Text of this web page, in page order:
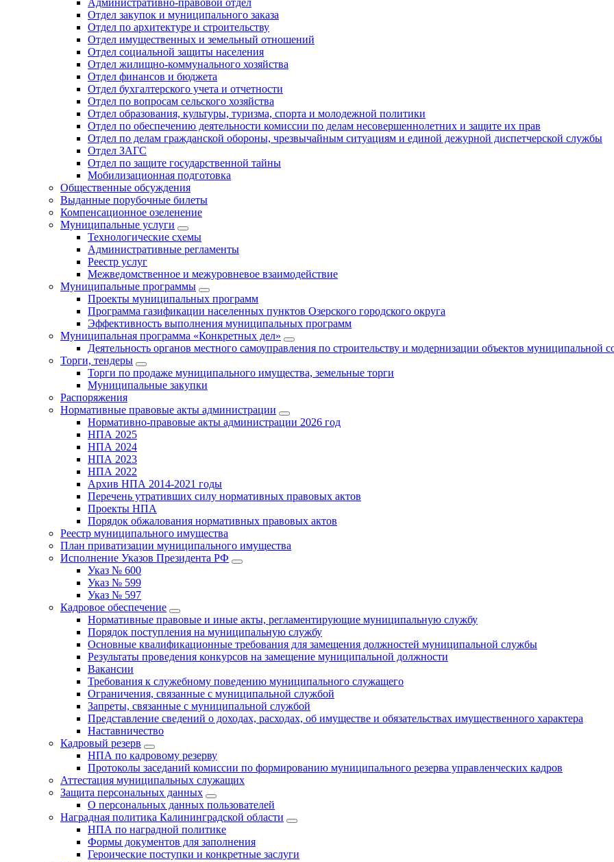
Административно-правовой отдел
Отдел закупок и муниципального заказа
Отдел по архитектуре и строительству
Отдел имущественных и земельный отношений
Отдел социальной защиты населения
Отдел жилищно-коммунального хозяйства
Отдел финансов и бюджета
Отдел бухгалтерского учета и отчетности
Отдел по вопросам сельского хозяйства
Отдел образования, культуры, туризма, спорта и молодежной политики
Отдел по обеспечению деятельности комиссии по делам несовершеннолетних и защите их прав
Отдел по делам гражданской обороны, чрезвычайным ситуациям и единой дежурной диспетчерской службы
Отдел ЗАГС
Отдел по защите государственной тайны
Мобилизационная подготовка
Общественные обсуждения
Выданные порубочные билеты
Компенсационное озеленение
Муниципальные услуги
Технологические схемы
Административные регламенты
Реестр услуг
Межведомственное и межуровневое взаимодействие
Муниципальные программы
Проекты муниципальных программ
Программа газификации населенных пунктов Озерского городского округа
Эффективность выполнения муниципальных программ
Муниципальная программа «Конкретных дел»
Деятельность органов местного самоуправления по строительству и модернизации объектов муниципальной
Торги, тендеры
Торги по продаже муниципального имущества, земельные торги
Муниципальные закупки
Распоряжения
Нормативные правовые акты администрации
Нормативно-правовые акты администрации 2026 год
НПА 2025
НПА 2024
НПА 2023
НПА 2022
Архив НПА 2014-2021 годы
Перечень утративших силу нормативных правовых актов
Проекты НПА
Порядок обжалования нормативных правовых актов
Реестр муниципального имущества
План приватизации муниципального имущества
Исполнение Указов Президента РФ
Указ № 600
Указ № 599
Указ № 597
Кадровое обеспечение
Нормативные правовые и иные акты, регламентирующие муниципальную службу
Порядок поступления на муниципальную службу
Основные квалификационные требования для замещения должностей муниципальной службы
Результаты проведения конкурсов на замещение муниципальной должности
Вакансии
Требования к служебному поведению муниципального служащего
Ограничения, связанные с муниципальной службой
Запреты, связанные с муниципальной службой
Представление сведений о доходах, расходах, об имуществе и обязательствах имущественного характера
Наставничество
Кадровый резерв
НПА по кадровому резерву
Протоколы заседаний комиссии по формированию муниципального резерва управленческих кадров
Аттестация муниципальных служащих
Защита персональных данных
О персональных данных пользователей
Наградная политика Калининградской области
НПА по наградной политике
Формы документов для заполнения
Героические поступки и конкретные заслуги